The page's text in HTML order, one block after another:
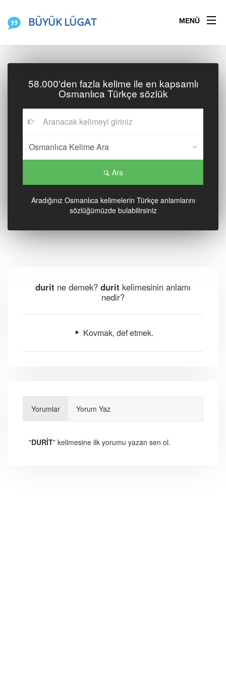
BÜYÜK LÜGAT MENÜ
58.000'den fazla kelime ile en kapsamlı
Osmanlıca Türkçe sözlük
Ara
Aradığınız Osmanlıca kelimelerin Türkçe anlamlarını
sözlüğümüzde bulabilirsiniz
durit ne demek? durit kelimesinin anlamı
nedir?
Kovmak, def etmek.
Yorumlar Yorum Yaz
"DURİT" kelimesine ilk yorumu yazan sen ol.